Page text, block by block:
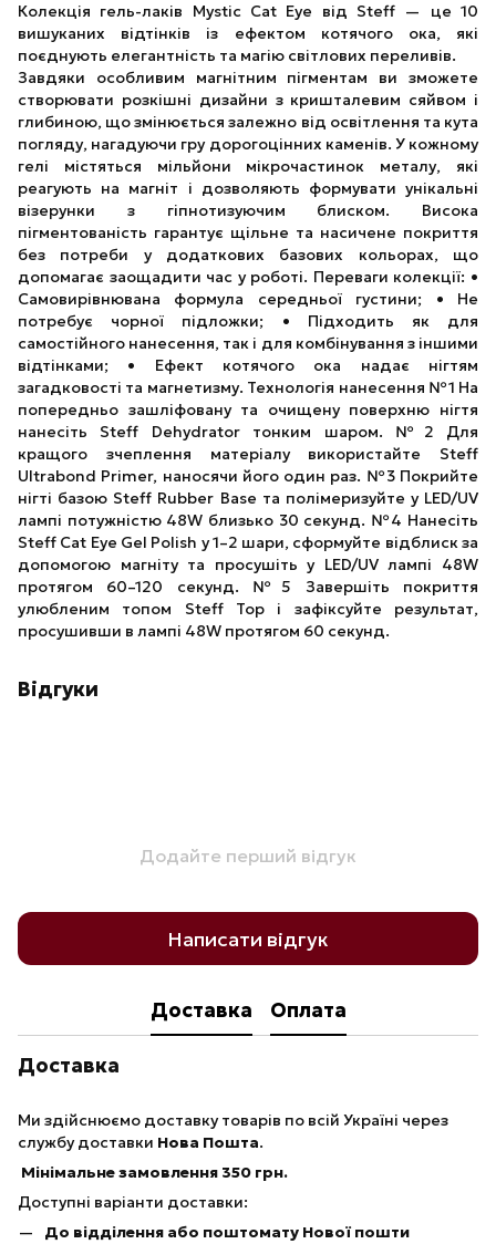
Колекція гель-лаків Mystic Cat Eye від Steff — це 10
вишуканих відтінків із ефектом котячого ока, які
поєднують елегантність та магію світлових переливів.
Завдяки особливим магнітним пігментам ви зможете
створювати розкішні дизайни з кришталевим сяйвом і
глибиною, що змінюється залежно від освітлення та кута
погляду, нагадуючи гру дорогоцінних каменів. У кожному
гелі містяться мільйони мікрочастинок металу, які
реагують на магніт і дозволяють формувати унікальні
візерунки з гіпнотизуючим блиском. Висока
пігментованість гарантує щільне та насичене покриття
без потреби у додаткових базових кольорах, що
допомагає заощадити час у роботі. Переваги колекції: •
Самовирівнювана формула середньої густини; • Не
потребує чорної підложки; • Підходить як для
самостійного нанесення, так і для комбінування з іншими
відтінками; • Ефект котячого ока надає нігтям
загадковості та магнетизму. Технологія нанесення №1 На
попередньо зашліфовану та очищену поверхню нігтя
нанесіть Steff Dehydrator тонким шаром. №2 Для
кращого зчеплення матеріалу використайте Steff
Ultrabond Primer, наносячи його один раз. №3 Покрийте
нігті базою Steff Rubber Base та полімеризуйте у LED/UV
лампі потужністю 48W близько 30 секунд. №4 Нанесіть
Steff Cat Eye Gel Polish у 1–2 шари, сформуйте відблиск за
допомогою магніту та просушіть у LED/UV лампі 48W
протягом 60–120 секунд. №5 Завершіть покриття
улюбленим топом Steff Top і зафіксуйте результат,
просушивши в лампі 48W протягом 60 секунд.
Відгуки
Додайте перший відгук
Написати відгук
Доставка Оплата
Доставка
Ми здійснюємо доставку товарів по всій Україні через
службу доставки Нова Пошта.
Мінімальне замовлення 350 грн.
Доступні варіанти доставки:
До відділення або поштомату Нової пошти